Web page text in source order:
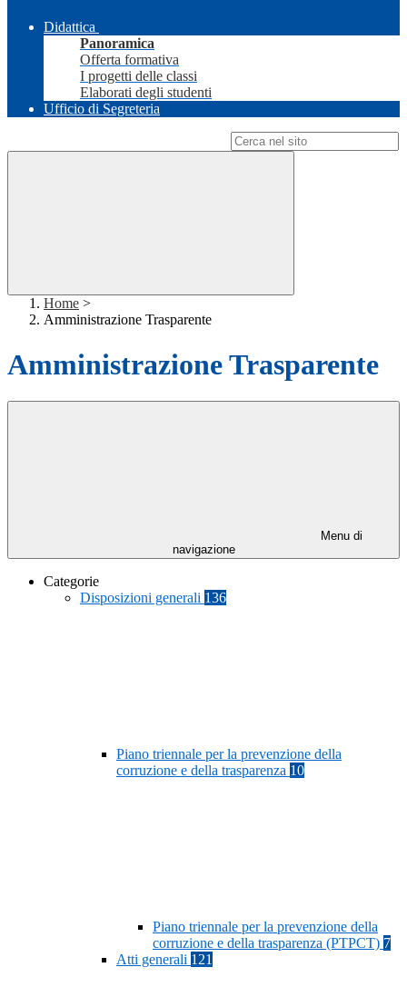
Didattica
Panoramica
Offerta formativa
I progetti delle classi
Elaborati degli studenti
Ufficio di Segreteria
Home >
Amministrazione Trasparente
Amministrazione Trasparente
Menu di
navigazione
Categorie
Disposizioni generali 136
Piano triennale per la prevenzione della
corruzione e della trasparenza 10
Piano triennale per la prevenzione della
corruzione e della trasparenza (PTPCT) 7
Atti generali 121